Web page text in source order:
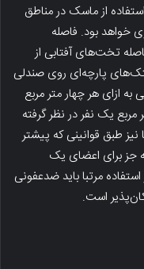
از ماسک در مناطق
خواهد بود. فاصله
شود و فاصله تخت‌های آفتابی از
از بالشتک‌های پارچه‌ای روی صندلی
ازای هر چهار متر مربع
مربع یک نفر در نظر گرفته
طبق قوانینی که پیشتر
جز برای اعضای یک
مرتبا باید ضدعفونی
است.